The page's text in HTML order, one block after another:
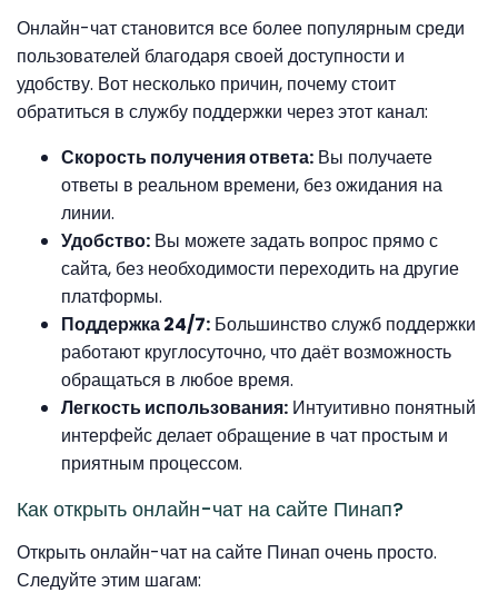
Онлайн-чат становится все более популярным среди
пользователей благодаря своей доступности и
удобству. Вот несколько причин, почему стоит
обратиться в службу поддержки через этот канал:
Скорость получения ответа: Вы получаете
ответы в реальном времени, без ожидания на
линии.
Удобство: Вы можете задать вопрос прямо с
сайта, без необходимости переходить на другие
платформы.
Поддержка 24/7: Большинство служб поддержки
работают круглосуточно, что даёт возможность
обращаться в любое время.
Легкость использования: Интуитивно понятный
интерфейс делает обращение в чат простым и
приятным процессом.
Как открыть онлайн-чат на сайте Пинап?
Открыть онлайн-чат на сайте Пинап очень просто.
Следуйте этим шагам: